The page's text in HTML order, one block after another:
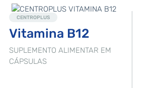
Novo
CENTROPLUS
Vitamina B12
SUPLEMENTO ALIMENTAR EM
CÁPSULAS